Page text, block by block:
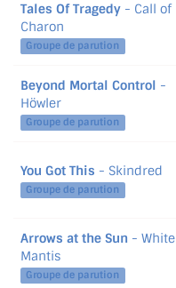
Tales Of Tragedy - Call of
Charon
Groupe de parution
Beyond Mortal Control -
Höwler
Groupe de parution
You Got This - Skindred
Groupe de parution
Arrows at the Sun - White
Mantis
Groupe de parution